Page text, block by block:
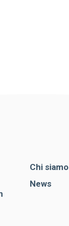
Chi siamo
News